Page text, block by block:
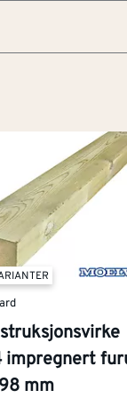
impregnert
mm